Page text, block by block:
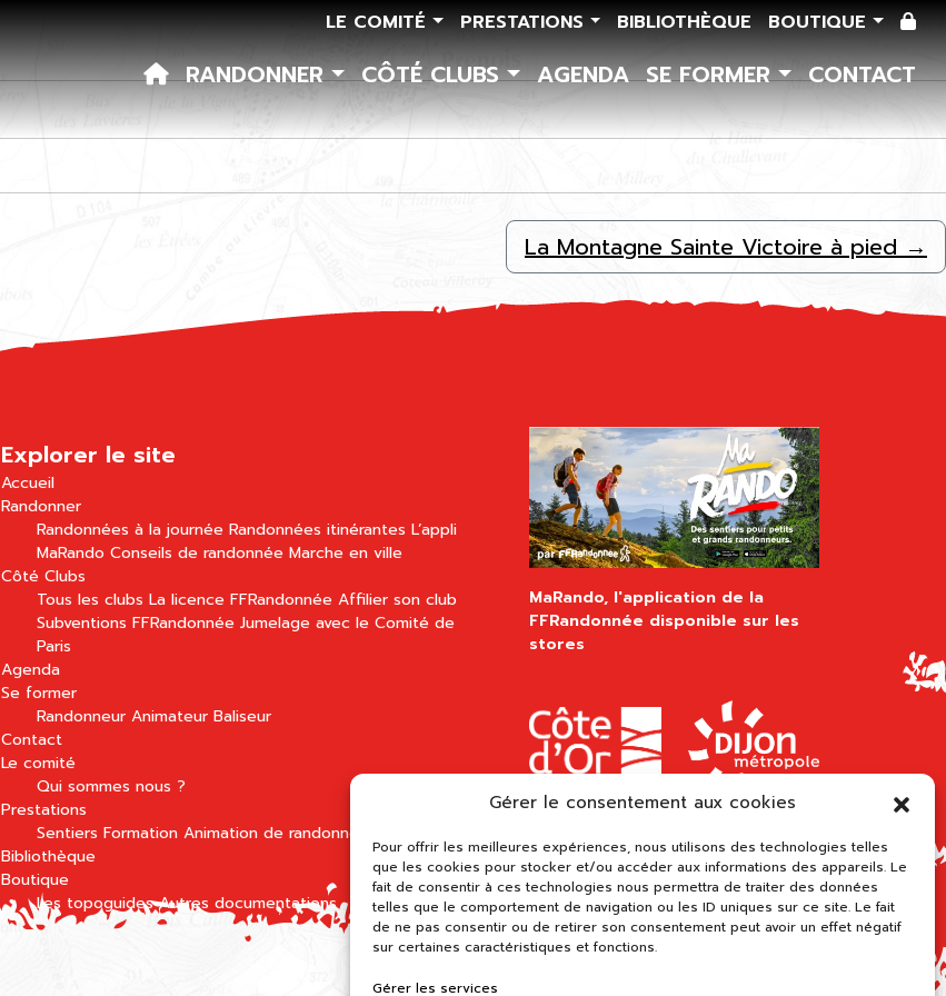
Gérer le consentement aux cookies
Pour offrir les meilleures expériences, nous utilisons des technologies telles
que les cookies pour stocker et/ou accéder aux informations des appareils. Le
fait de consentir à ces technologies nous permettra de traiter des données
telles que le comportement de navigation ou les ID uniques sur ce site. Le fait
de ne pas consentir ou de retirer son consentement peut avoir un effet négatif
sur certaines caractéristiques et fonctions.
Gérer les services
LE COMITÉ PRESTATIONS BIBLIOTHÈQUE BOUTIQUE
RANDONNER CÔTÉ CLUBS AGENDA SE FORMER CONTACT
La Montagne Sainte Victoire à pied →
Explorer le site
Accueil
Randonner
Randonnées à la journée Randonnées itinérantes L’appli
MaRando Conseils de randonnée Marche en ville
Côté Clubs
Tous les clubs La licence FFRandonnée Affilier son club
Subventions FFRandonnée Jumelage avec le Comité de
Paris
Agenda
Se former
Randonneur Animateur Baliseur
Contact
Le comité
Qui sommes nous ?
Prestations
Sentiers Formation Animation de randonnées
Bibliothèque
Boutique
Les topoguides Autres documentations
MaRando, l'application de la
FFRandonnée disponible sur les
stores